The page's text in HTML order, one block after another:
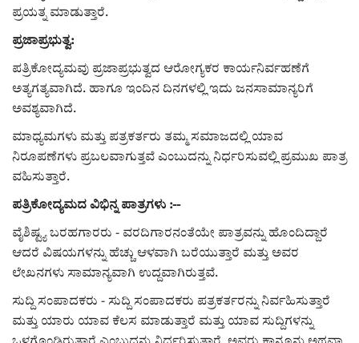
ಪ್ರಯತ್ನ ಮಾಡುತ್ತಾರೆ.
ಪ್ರಜಾಪ್ರಭುತ್ವ:
ಪತ್ರಿಕೋದ್ಯಮವು ಪ್ರಜಾಪ್ರಭುತ್ವದ ಆರೋಗ್ಯಕರ ಕಾರ್ಯನಿರ್ವಹಣೆಗೆ
ಅತ್ಯಗತ್ಯವಾಗಿದೆ. ಹಾಗೂ ಇಂದಿನ ದಿನಗಳಲ್ಲಿ ಇದು ಜನಸಾಮಾನ್ಯರಿಗೆ
ಅವಶ್ಯವಾಗಿದೆ.
ಮಾಧ್ಯಮಗಳು ಮತ್ತು ಪತ್ರಕರ್ತರು ತಮ್ಮ ಸಮಾಜದಲ್ಲಿ ಯಾವ
ನಿರೂಪಣೆಗಳು ಪ್ರಬಲವಾಗುತ್ತವೆ ಎಂಬುದನ್ನು ನಿರ್ಧರಿಸುವಲ್ಲಿ ಪ್ರಮುಖ ಪಾತ್ರ
ವಹಿಸುತ್ತಾರೆ.
ಪತ್ರಿಕೋದ್ಯಮದ ವಿಭಿನ್ನ ಪಾತ್ರಗಳು :--
ವೈಶಿಷ್ಟ್ಯ ಬರಹಗಾರರು - ವರದಿಗಾರನಂತೆಯೇ ಪಾತ್ರವನ್ನು ಹೊಂದಿದ್ದಾರೆ
ಆದರೆ ವಿಷಯಗಳನ್ನು ಹೆಚ್ಚು ಆಳವಾಗಿ ಬರೆಯುತ್ತಾರೆ ಮತ್ತು ಅವರ
ಲೇಖನಗಳು ಸಾಮಾನ್ಯವಾಗಿ ಉದ್ದವಾಗಿರುತ್ತವೆ.
ಸುದ್ದಿ ಸಂಪಾದಕರು - ಸುದ್ದಿ ಸಂಪಾದಕರು ಪತ್ರಕರ್ತರನ್ನು ನಿರ್ವಹಿಸುತ್ತಾರೆ
ಮತ್ತು ಯಾರು ಯಾವ ಕೆಲಸ ಮಾಡುತ್ತಾರೆ ಮತ್ತು ಯಾವ ಸುದ್ದಿಗಳನ್ನು